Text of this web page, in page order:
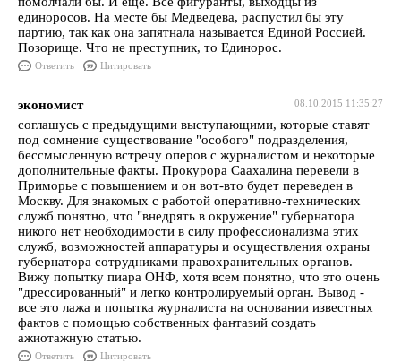
единоросов. На месте бы Медведева, распустил бы эту
партию, так как она запятнала называется Единой Россией.
Позорище. Что не преступник, то Единорос.
Ответить Цитировать
08.10.2015 11:35:27
экономист
соглашусь с предыдущими выступающими, которые ставят
под сомнение существование "особого" подразделения,
бессмысленную встречу оперов с журналистом и некоторые
дополнительные факты. Прокурора Саахалина перевели в
Приморье с повышением и он вот-вто будет переведен в
Москву. Для знакомых с работой оперативно-технических
служб понятно, что "внедрять в окружение" губернатора
никого нет необходимости в силу профессионализма этих
служб, возможностей аппаратуры и осуществления охраны
губернатора сотрудниками правохранительных органов.
Вижу попытку пиара ОНФ, хотя всем понятно, что это очень
"дрессированный" и легко контролируемый орган. Вывод -
все это лажа и попытка журналиста на основании известных
фактов с помощью собственных фантазий создать
ажиотажную статью.
Ответить Цитировать